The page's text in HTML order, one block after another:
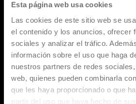
Esta página web usa cookies
Las cookies de este sitio web se
el contenido y los anuncios, ofrecer
sociales y analizar el tráfico.
información sobre el uso que haga
nuestros partners de redes
web, quienes pueden combinarla
que les haya proporcionado o que
partir del uso que haya hecho de
Falper, Mingardo y muchas
dedicándose tanto al
como a proyectos de
trabajo ha sido publicado
blogs de renombre
Magazin, Dezeen, Abitare,
Decoration, Elle Décor, Il
Marie Claire Maison,